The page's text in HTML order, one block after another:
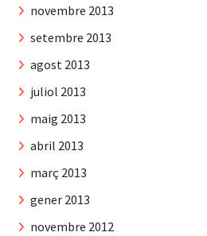
novembre 2013
setembre 2013
agost 2013
juliol 2013
maig 2013
abril 2013
març 2013
gener 2013
novembre 2012